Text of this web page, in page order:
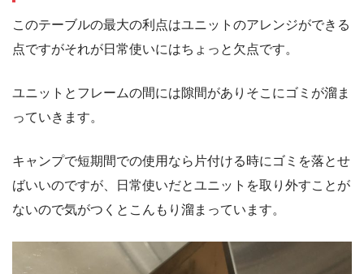
このテーブルの最大の利点はユニットのアレンジができる
点ですがそれが日常使いにはちょっと欠点です。
ユニットとフレームの間には隙間がありそこにゴミが溜ま
っていきます。
キャンプで短期間での使用なら片付ける時にゴミを落とせ
ばいいのですが、日常使いだとユニットを取り外すことが
ないので気がつくとこんもり溜まっています。